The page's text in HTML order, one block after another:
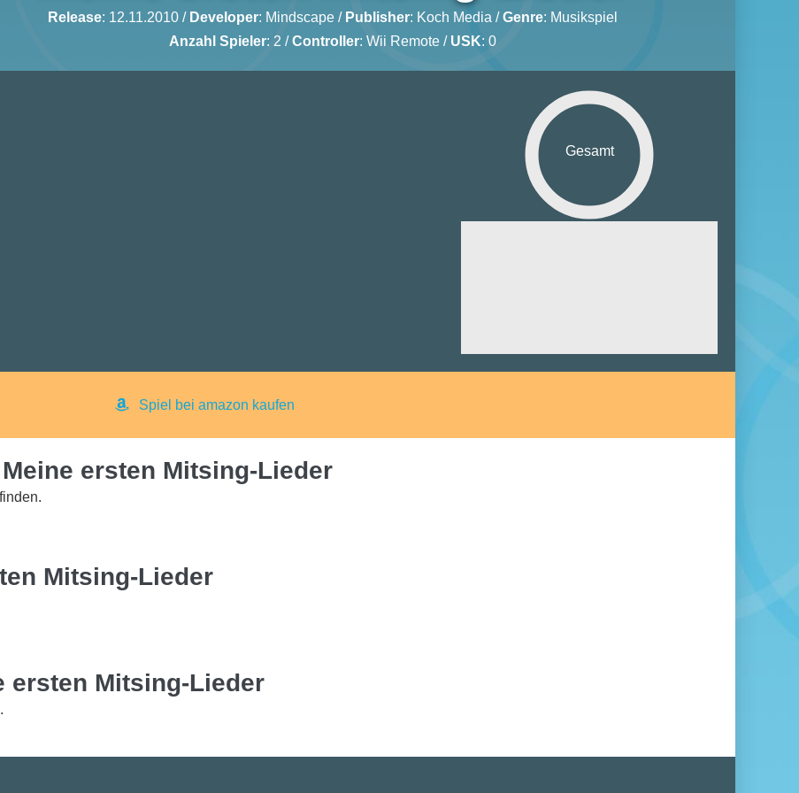
Release: 12.11.2010 / Developer: Mindscape / Publisher: Koch Media /Genre: Musikspiel
Anzahl Spieler: 2 /Controller: Wii Remote / USK: 0
Gesamt
Spiel bei amazon kaufen
ersten Mitsing-Lieder
Mitsing-Lieder
ersten Mitsing-Lieder